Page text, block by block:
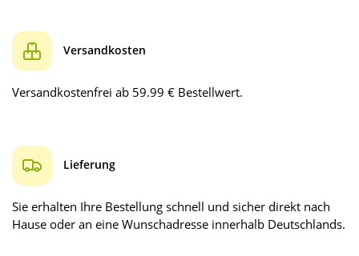
Versandkosten
Versandkostenfrei ab 59.99 € Bestellwert.
Lieferung
Sie erhalten Ihre Bestellung schnell und sicher direkt nach
Hause oder an eine Wunschadresse innerhalb Deutschlands.